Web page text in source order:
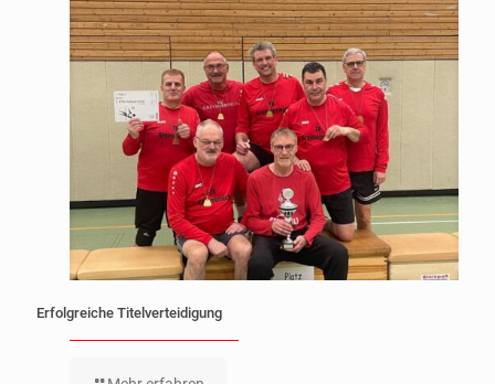
Erfolgreiche Titelverteidigung